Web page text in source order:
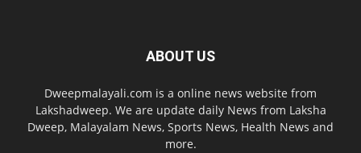
ABOUT US
Dweepmalayali.com is a online news website from
Lakshadweep. We are update daily News from Laksha
Dweep, Malayalam News, Sports News, Health News and
more.